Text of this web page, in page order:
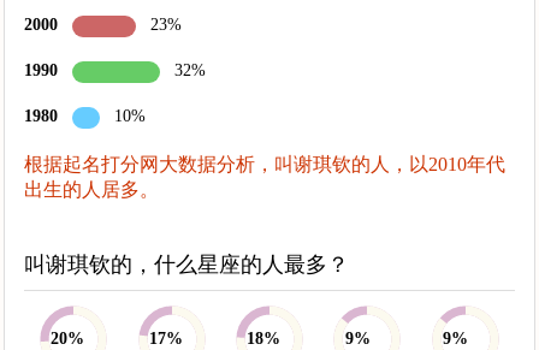
2000 23%
1990 32%
1980 10%
根据起名打分网大数据分析，叫谢琪钦的人，以2010年代
出生的人居多。
叫谢琪钦的，什么星座的人最多？
20% 17% 18% 9% 9%